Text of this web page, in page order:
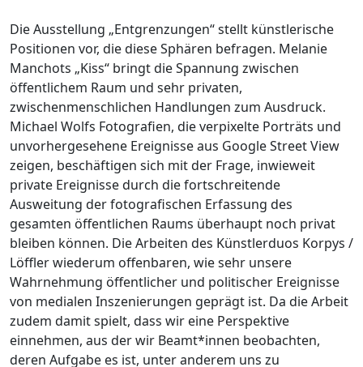
Die Ausstellung „Entgrenzungen“ stellt künstlerische
Positionen vor, die diese Sphären befragen. Melanie
Manchots „Kiss“ bringt die Spannung zwischen
öffentlichem Raum und sehr privaten,
zwischenmenschlichen Handlungen zum Ausdruck.
Michael Wolfs Fotografien, die verpixelte Porträts und
unvorhergesehene Ereignisse aus Google Street View
zeigen, beschäftigen sich mit der Frage, inwieweit
private Ereignisse durch die fortschreitende
Ausweitung der fotografischen Erfassung des
gesamten öffentlichen Raums überhaupt noch privat
bleiben können. Die Arbeiten des Künstlerduos Korpys /
Löffler wiederum offenbaren, wie sehr unsere
Wahrnehmung öffentlicher und politischer Ereignisse
von medialen Inszenierungen geprägt ist. Da die Arbeit
zudem damit spielt, dass wir eine Perspektive
einnehmen, aus der wir Beamt*innen beobachten,
deren Aufgabe es ist, unter anderem uns zu